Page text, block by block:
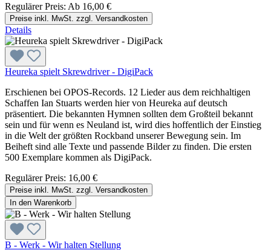
Regulärer Preis: Ab 16,00 €
Preise inkl. MwSt. zzgl. Versandkosten
Details
Heureka spielt Skrewdriver - DigiPack
Erschienen bei OPOS-Records. 12 Lieder aus dem reichhaltigen
Schaffen Ian Stuarts werden hier von Heureka auf deutsch
präsentiert. Die bekannten Hymnen sollten dem Großteil bekannt
sein und für wenn es Neuland ist, wird dies hoffentlich der Einstieg
in die Welt der größten Rockband unserer Bewegung sein. Im
Beiheft sind alle Texte und passende Bilder zu finden. Die ersten
500 Exemplare kommen als DigiPack.
Regulärer Preis: 16,00 €
Preise inkl. MwSt. zzgl. Versandkosten
In den Warenkorb
B - Werk - Wir halten Stellung